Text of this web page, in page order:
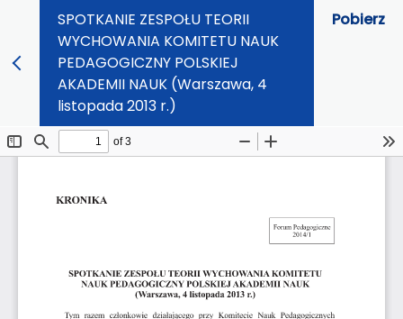
SPOTKANIE ZESPOŁU TEORII
WYCHOWANIA KOMITETU NAUK
PEDAGOGICZNY POLSKIEJ
AKADEMII NAUK (Warszawa, 4
listopada 2013 r.)
Pobierz